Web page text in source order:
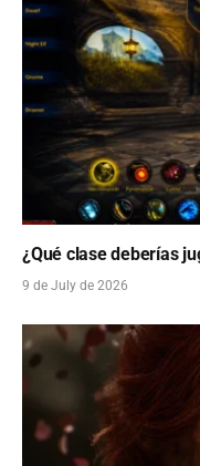
¿Qué clase deberías
9 de July de 2026